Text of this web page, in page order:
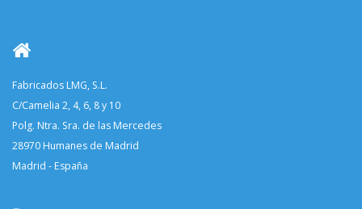
Fabricados LMG, S.L.
C/Camelia 2, 4, 6, 8 y 10
Polg. Ntra. Sra. de las Mercedes
28970 Humanes de Madrid
Madrid - España